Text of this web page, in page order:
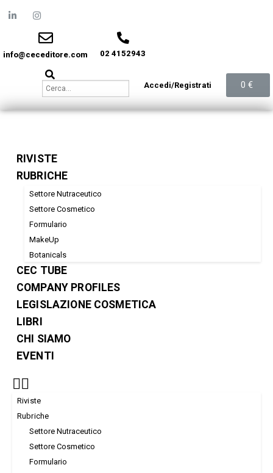
info@ceceditore.com 02 4152943
Accedi/Registrati 0 €
RIVISTE
RUBRICHE
Settore Nutraceutico
Settore Cosmetico
Formulario
MakeUp
Botanicals
CEC TUBE
COMPANY PROFILES
LEGISLAZIONE COSMETICA
LIBRI
CHI SIAMO
EVENTI
Riviste
Rubriche
Settore Nutraceutico
Settore Cosmetico
Formulario